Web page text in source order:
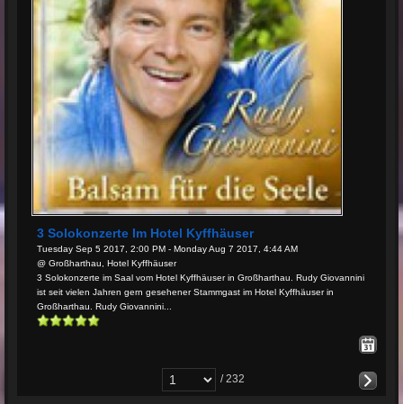
3 Solokonzerte Im Hotel Kyffhäuser
Tuesday Sep 5 2017, 2:00 PM - Monday Aug 7 2017, 4:44 AM
@ Großharthau, Hotel Kyffhäuser
3 Solokonzerte im Saal vom Hotel Kyffhäuser in Großharthau. Rudy Giovannini
ist seit vielen Jahren gern gesehener Stammgast im Hotel Kyffhäuser in
Großharthau. Rudy Giovannini...
/ 232